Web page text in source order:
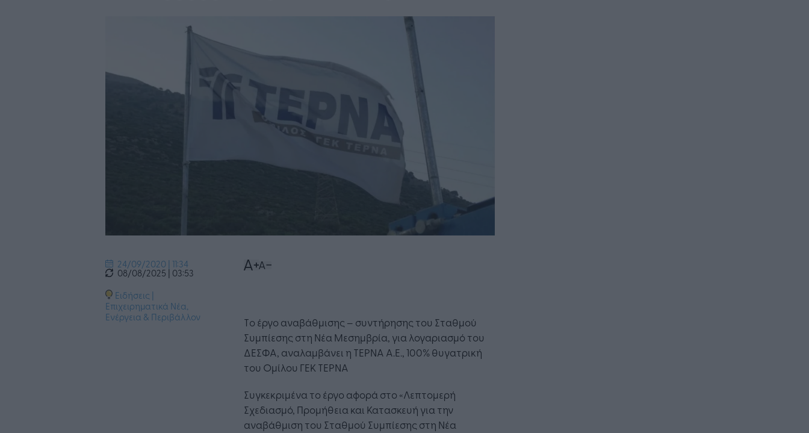
24/09/2020 | 11:34
08/08/2025 | 03:53
Ειδήσεις |
Επιχειρηματικά Νέα,
Ενέργεια & Περιβάλλον
Tο έργο αναβάθμισης – συντήρησης του Σταθμού
Συμπίεσης στη Νέα Μεσημβρία, για λογαριασμό του
ΔΕΣΦΑ, αναλαμβάνει η ΤΕΡΝΑ Α.Ε., 100% θυγατρική
του Ομίλου ΓΕΚ ΤΕΡΝΑ
Συγκεκριμένα το έργο αφορά στο «Λεπτομερή
Σχεδιασμό, Προμήθεια και Κατασκευή για την
αναβάθμιση του Σταθμού Συμπίεσης στη Νέα